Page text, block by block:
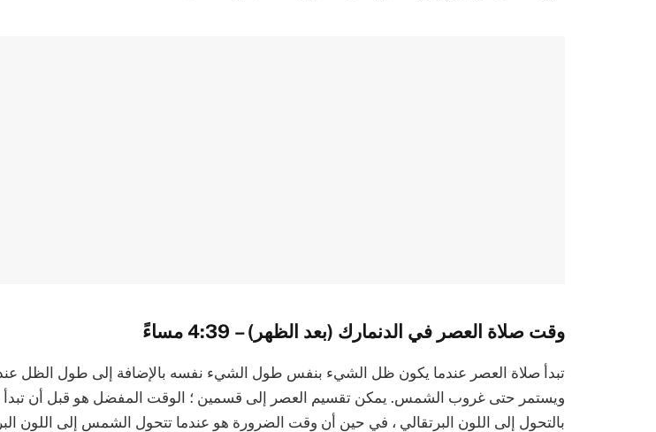
وقت صلاة العصر في الدنمارك (بعد الظهر) – 4:39 مساءً
تبدأ صلاة العصر عندما يكون ظل الشيء بنفس طول الشيء نفسه بالإضافة إلى طول الظل
ويستمر حتى غروب الشمس. يمكن تقسيم العصر إلى قسمين ؛ الوقت المفضل هو قبل أن
بالتحول إلى اللون البرتقالي ، في حين أن وقت الضرورة هو عندما تتحول الشمس إلى اللون